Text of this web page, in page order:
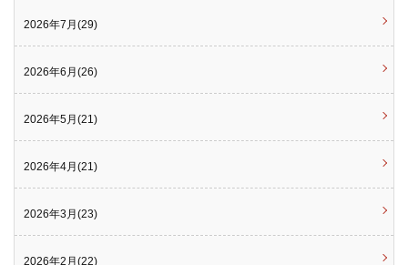
2026年7月(29)
2026年6月(26)
2026年5月(21)
2026年4月(21)
2026年3月(23)
2026年2月(22)